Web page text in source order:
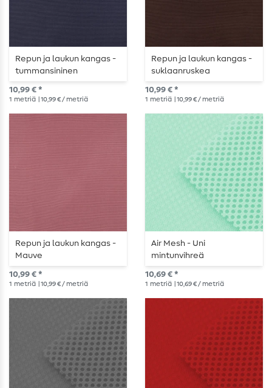
Repun ja laukun kangas -
tummansininen
10,99 € *
1 metriä | 10,99 € / metriä
Repun ja laukun kangas -
suklaanruskea
10,99 € *
1 metriä | 10,99 € / metriä
Repun ja laukun kangas -
Mauve
10,99 € *
1 metriä | 10,99 € / metriä
Air Mesh - Uni
mintunvihreä
10,69 € *
1 metriä | 10,69 € / metriä